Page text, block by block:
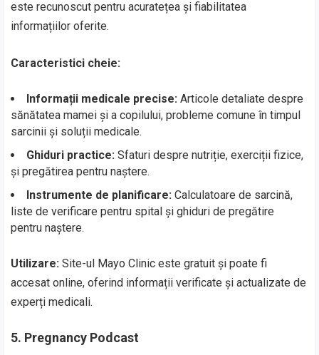
este recunoscut pentru acuratețea și fiabilitatea
informațiilor oferite.
Caracteristici cheie:
Informații medicale precise: Articole detaliate despre
sănătatea mamei și a copilului, probleme comune în timpul
sarcinii și soluții medicale.
Ghiduri practice: Sfaturi despre nutriție, exerciții fizice,
și pregătirea pentru naștere.
Instrumente de planificare: Calculatoare de sarcină,
liste de verificare pentru spital și ghiduri de pregătire
pentru naștere.
Utilizare: Site-ul Mayo Clinic este gratuit și poate fi
accesat online, oferind informații verificate și actualizate de
experți medicali.
5. Pregnancy Podcast